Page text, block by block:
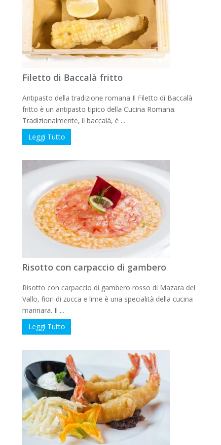
Filetto di Baccalà fritto
Antipasto della tradizione romana Il Filetto di Baccalà
fritto è un antipasto tipico della Cucina Romana.
Tradizionalmente, il baccalà, è ...
Leggi Tutto
Risotto con carpaccio di gambero
Risotto con carpaccio di gambero rosso di Mazara del
Vallo, fiori di zucca e lime è una specialità della cucina
marinara. Il ...
Leggi Tutto